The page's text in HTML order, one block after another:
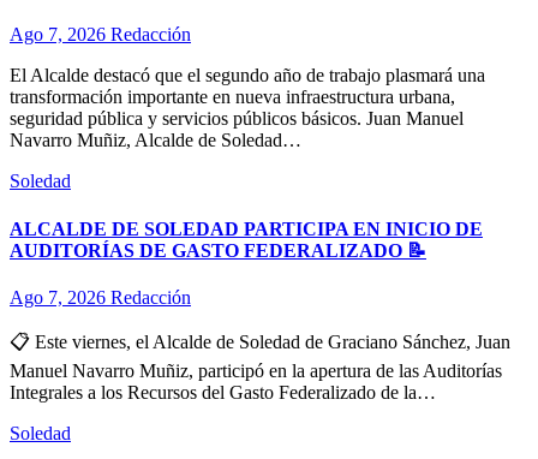
Ago 7, 2026 Redacción
El Alcalde destacó que el segundo año de trabajo plasmará una
transformación importante en nueva infraestructura urbana,
seguridad pública y servicios públicos básicos. Juan Manuel
Navarro Muñiz, Alcalde de Soledad…
Soledad
ALCALDE DE SOLEDAD PARTICIPA EN INICIO DE
AUDITORÍAS DE GASTO FEDERALIZADO 📝
Ago 7, 2026 Redacción
📋 Este viernes, el Alcalde de Soledad de Graciano Sánchez, Juan
Manuel Navarro Muñiz, participó en la apertura de las Auditorías
Integrales a los Recursos del Gasto Federalizado de la…
Soledad